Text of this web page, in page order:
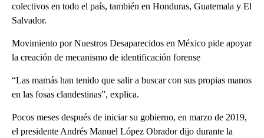
colectivos en todo el país, también en Honduras, Guatemala y El
Salvador.
Movimiento por Nuestros Desaparecidos en México pide apoyar
la creación de mecanismo de identificación forense
“Las mamás han tenido que salir a buscar con sus propias manos
en las fosas clandestinas”, explica.
Pocos meses después de iniciar su gobierno, en marzo de 2019,
el presidente Andrés Manuel López Obrador dijo durante la